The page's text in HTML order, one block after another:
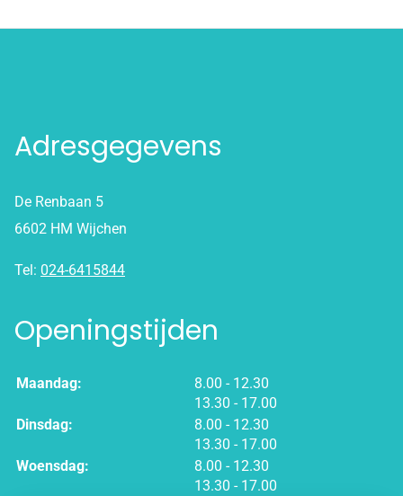
Adresgegevens
De Renbaan 5
6602 HM Wijchen
Tel: 024-6415844
Openingstijden
Maandag: 8.00 tot
- 12.30
13.30 tot
- 17.00
Dinsdag:
8.00 tot
- 12.30
13.30 tot
- 17.00
Woensdag:
8.00 tot
- 12.30
13.30 tot
- 17.00